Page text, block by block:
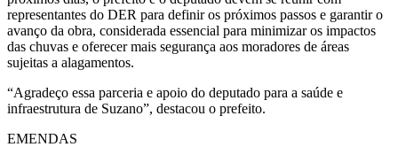
representantes do DER para definir os próximos passos e garantir o
avanço da obra, considerada essencial para minimizar os impactos
das chuvas e oferecer mais segurança aos moradores de áreas
sujeitas a alagamentos.
“Agradeço essa parceria e apoio do deputado para a saúde e
infraestrutura de Suzano”, destacou o prefeito.
EMENDAS